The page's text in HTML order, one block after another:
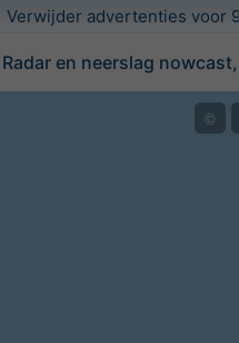
Verwijder advertenties voor
Radar en neerslag
©